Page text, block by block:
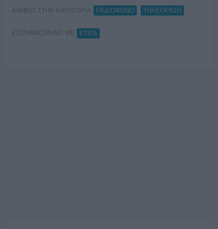
ΑΝΗΚΕΙ ΣΤΗΝ ΚΑΤΗΓΟΡΙΑ: ΡΑΔΙΟΦΩΝΟ ΤΗΛΕΟΡΑΣΗ
ΕΠΙΣΗΜΑΣΜΕΝΟ ΜΕ: ΕΤΙΤΑ